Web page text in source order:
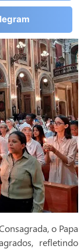
o Papa
refletindo